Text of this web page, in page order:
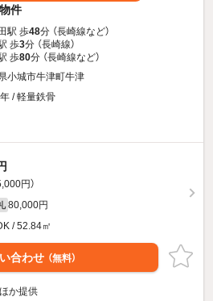
件
駅 歩48分 （長崎線など）
歩3分 （長崎線）
歩80分 （長崎線など）
小城市牛津町牛津
/ 軽量鉄骨
円）
80,000円
/ 52.84㎡
合わせ （無料）
ほか提供